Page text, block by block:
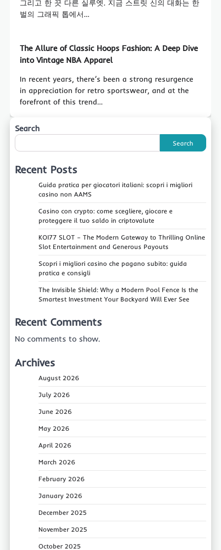
그리고 한 끗 다른 실루엣. 지금 스트릿 신의 대화는 한
벌의 그래픽 톱에서…
The Allure of Classic Hoops Fashion: A Deep Dive
into Vintage NBA Apparel
In recent years, there’s been a strong resurgence
in appreciation for retro sportswear, and at the
forefront of this trend…
Search
Search
Recent Posts
Guida pratica per giocatori italiani: scopri i migliori
casino non AAMS
Casino con crypto: come scegliere, giocare e
proteggere il tuo saldo in criptovalute
KOI77 SLOT – The Modern Gateway to Thrilling Online
Slot Entertainment and Generous Payouts
Scopri i migliori casino che pagano subito: guida
pratica e consigli
The Invisible Shield: Why a Modern Pool Fence Is the
Smartest Investment Your Backyard Will Ever See
Recent Comments
No comments to show.
Archives
August 2026
July 2026
June 2026
May 2026
April 2026
March 2026
February 2026
January 2026
December 2025
November 2025
October 2025